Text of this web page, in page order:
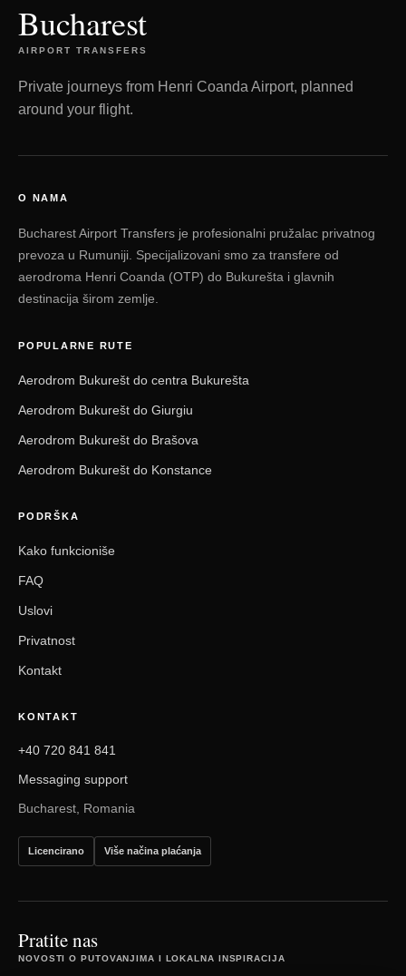
Bucharest
AIRPORT TRANSFERS
Private journeys from Henri Coanda Airport, planned
around your flight.
O NAMA
Bucharest Airport Transfers je profesionalni pružalac privatnog
prevoza u Rumuniji. Specijalizovani smo za transfere od
aerodroma Henri Coanda (OTP) do Bukurešta i glavnih
destinacija širom zemlje.
POPULARNE RUTE
Aerodrom Bukurešt do centra Bukurešta
Aerodrom Bukurešt do Giurgiu
Aerodrom Bukurešt do Brašova
Aerodrom Bukurešt do Konstance
PODRŠKA
Kako funkcioniše
FAQ
Uslovi
Privatnost
Kontakt
KONTAKT
+40 720 841 841
Messaging support
Bucharest, Romania
Licencirano Više načina plaćanja
Pratite nas
NOVOSTI O PUTOVANJIMA I LOKALNA INSPIRACIJA